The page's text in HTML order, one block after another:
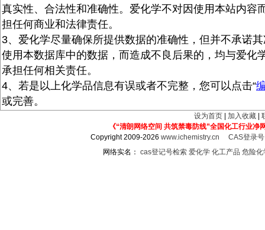
真实性、合法性和准确性。爱化学不对因使用本站内容
担任何商业和法律责任。
3、爱化学尽量确保所提供数据的准确性，但并不承诺
使用本数据库中的数据，而造成不良后果的，均与爱化
承担任何相关责任。
4、若是以上化学品信息有误或者不完整，您可以点击“
或完善。
设为首页 加入收藏
《“清朗网络空间 共筑禁毒防线”全国化工行业净
Copyright 2009-2026www.ichemistry.cn
CAS登录
网络实名： cas登记号检索 爱化学 化工产品 危险化